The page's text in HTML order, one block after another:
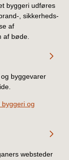
byggeri udføres
, sikkerheds-
af
af bøde.
byggevarer
og
websteder